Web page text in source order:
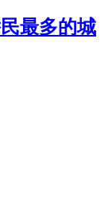
最多的城